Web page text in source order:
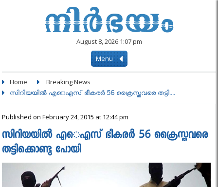
August 8, 2026 1:07 pm
Menu
Home Breaking News
സിറിയയിൽ എെഎസ് ഭീകരർ 56 ക്രൈസ്തവരെ തട്ടി....
Published on February 24, 2015 at 12:44 pm
സിറിയയിൽ എെഎസ് ഭീകരർ 56 ക്രൈസ്തവരെ
തട്ടിക്കൊണ്ടു പോയി